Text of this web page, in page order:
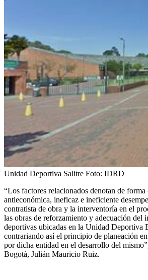
Unidad Deportiva Salitre Foto: IDRD
“Los factores relacionados denotan de forma
antieconómica, ineficaz e ineficiente
contratista de obra y la interventoría en el
las obras de reforzamiento y adecuación del
deportivas ubicadas en la Unidad Deportiva
contrariando así el principio de planeación
por dicha entidad en el desarrollo del
Bogotá, Julián Mauricio Ruiz.